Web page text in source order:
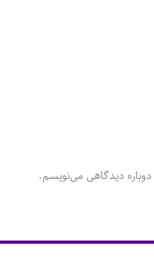
دیدگاهی می‌نویسم.